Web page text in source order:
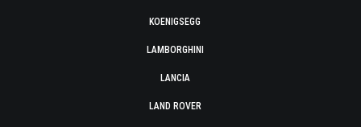
KOENIGSEGG
LAMBORGHINI
LANCIA
LAND ROVER